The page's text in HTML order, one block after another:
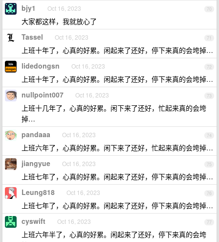
70
bjy1 Oct 16, 2023
大家都这样，我就放心了
71
Tassel Oct 16, 2023
上班十年了，心真的好累。闲起来了还好，停下来真的会垮掉…
72
lidedongsn Oct 16, 2023
上班十年了，心真的好累。闲起来了还好，停下来真的会垮掉…
73
nullpoint007 Oct 16, 2023
上班十几年了，心真的好累。闲下来了还好，忙起来真的会垮
掉…
74
pandaaa Oct 16, 2023
上班六年了，心真的好累。闲下来了还好，忙起来真的会垮掉…
75
jiangyue Oct 16, 2023
上班七年了，心真的好累。闲起来了还好，停下来真的会垮掉…
76
Leung818 Oct 16, 2023
上班七年了，心真的好累。闲起来了还好，停下来真的会垮掉…
77
cyswift Oct 16, 2023
上班六年半了，心真的好累。闲起来了还好，停下来真的会垮